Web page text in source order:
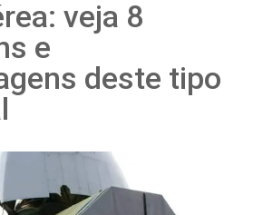
veja 8
e
deste tipo